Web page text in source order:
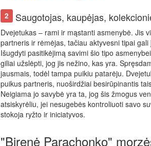
2 Saugotojas, kaupėjas,
Dvejetukas – rami ir mąstanti asmenybė. Jis
partneris ir rėmėjas, tačiau aktyvesni tipai
Išugdyti pasitikėjimą savimi šio tipo
giliai užslėpti, jog jis nežino, kas yra.
jausmais, todėl tampa puikiu patarėju.
puikus partneris, nuoširdžiai besirūpinantis
Neigiama jo savybė yra ta, jog šis žmogus
atsiskyrėliu, jei nesugebės kontroliuoti savo
stokoja ryžto ir iniciatyvos.
"Birenė Parachonko"